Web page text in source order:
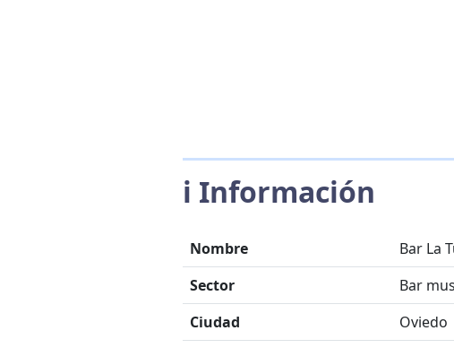
ℹ️ Información
Nombre
Bar La
Sector
Bar
Ciudad
Oviedo